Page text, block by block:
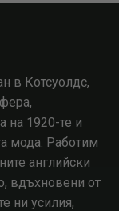
в Котсуолдс,
на 1920-те и
мода. Работим
английски
вдъхновени от
ни усилия,